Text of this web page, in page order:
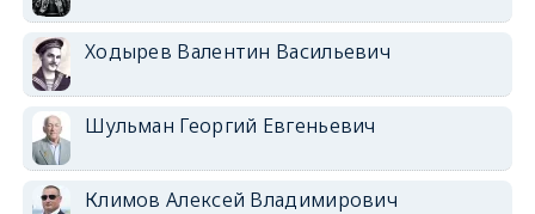
Ходырев Валентин Васильевич
Шульман Георгий Евгеньевич
Климов Алексей Владимирович